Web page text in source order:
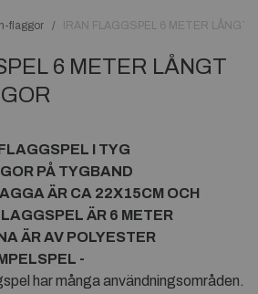
flaggor IRAN FLAGGSPEL 6 METER LÅNGT
6 METER LÅNGT
I TYG
PÅ TYGBAND
ÄR CA 22X15CM OCH
ÄR 6 METER
ÄR AV POLYESTER
-
har många användningsområden.